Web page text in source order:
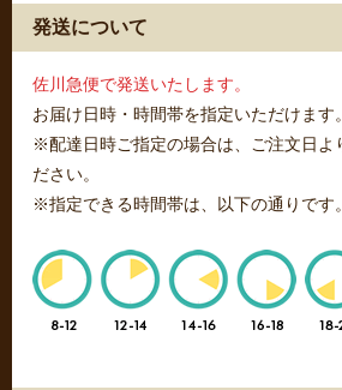
発送について
佐川急便で発送いたします。
お届け日時・時間帯を指定いただけます。
※配達日時ご指定の場合は、ご注文日よ
ださい。
※指定できる時間帯は、以下の通りです。